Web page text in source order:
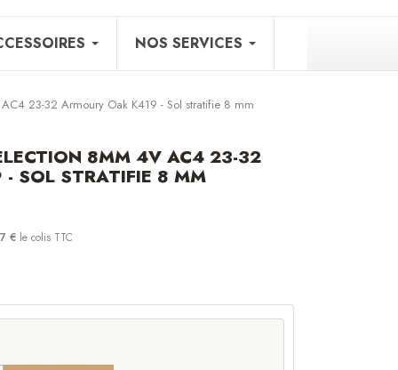
NOS SERVICES
23-32 Armoury Oak K419 - Sol stratifie 8 mm
8MM 4V AC4 23-32
SOL STRATIFIE 8 MM
€ le colis TTC